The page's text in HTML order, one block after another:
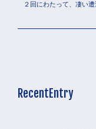
２回にわたって、凄い
RecentEntry